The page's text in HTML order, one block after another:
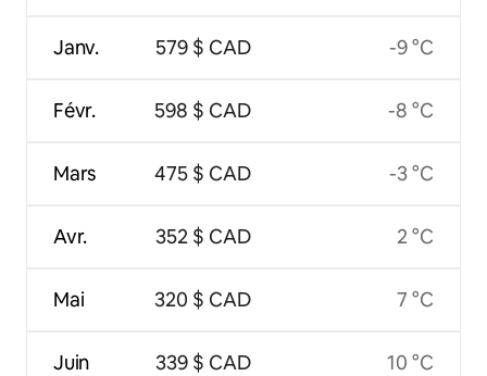
Janv.
Févr.
Mars
Avr.
Mai
Juin
579 $ CAD
598 $ CAD
475 $ CAD
352 $ CAD
320 $ CAD
339 $ CAD
-9 °C
-8 °C
-3 °C
2 °C
7 °C
10 °C